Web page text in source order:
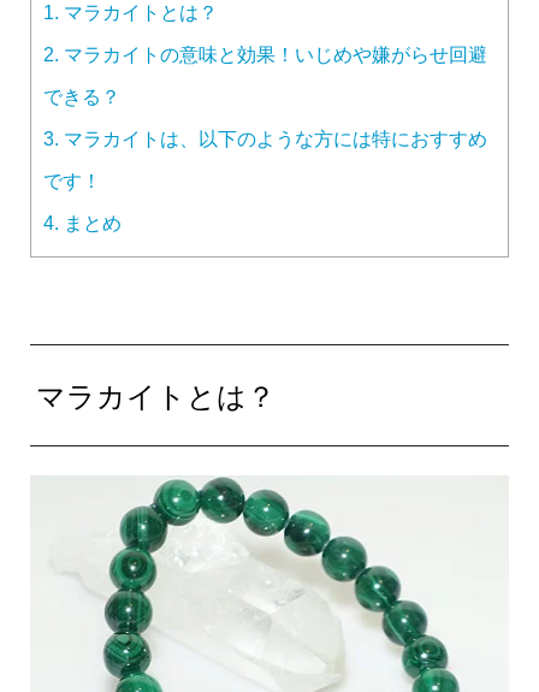
1. マラカイトとは？
2. マラカイトの意味と効果！いじめや嫌がらせ回避
できる？
3. マラカイトは、以下のような方には特におすすめ
です！
4. まとめ
マラカイトとは？